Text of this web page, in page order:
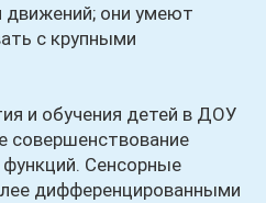
движений; они умеют
с крупными
и обучения детей в ДОУ
совершенствование
Сенсорные
дифференцированными